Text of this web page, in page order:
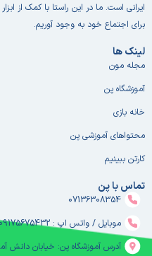
ایرانی است. ما در این راستا با کمک از
برای اجتماع خود به وجود آوریم.
لینک ها
مجله مون
آموزشگاه پن
خانه بازی
محتواهای آموزشی پن
کارتن ببینیم
تماس با پن
07136308354
موبایل / واتس اپ : 09175675432
آدرس آموزشگاه پن: خیابان دانش